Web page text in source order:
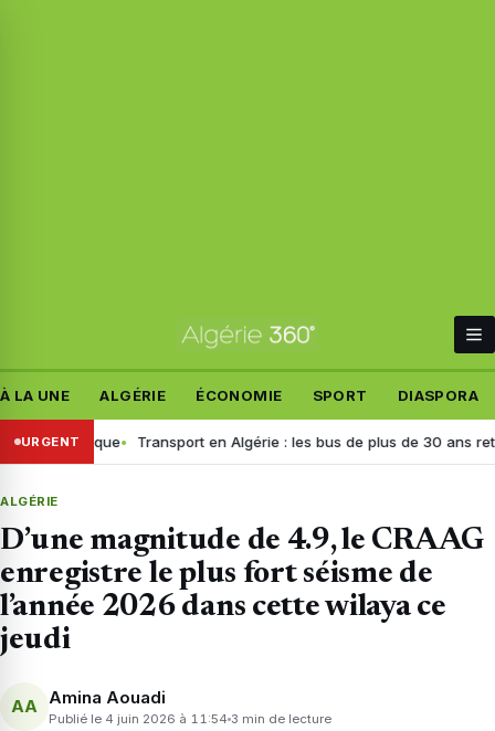
À LA UNE ALGÉRIE ÉCONOMIE SPORT DIASPORA
URGENTTransport en Algérie : les bus de plus de 30 ans retirés,
ALGÉRIE
D’une magnitude de 4.9, le CRAAG
enregistre le plus fort séisme de
l’année 2026 dans cette wilaya ce
jeudi
AA Amina Aouadi
Publié le 4 juin 2026 à 11:54 3 min de lecture